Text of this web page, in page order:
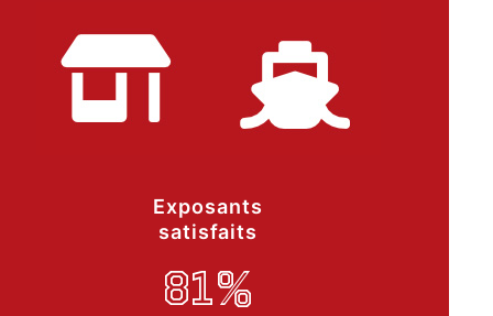
Exposants
satisfaits
81%